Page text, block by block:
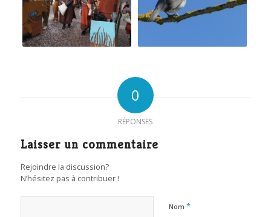
0
RÉPONSES
Laisser un commentaire
Rejoindre la discussion?
N’hésitez pas à contribuer !
Nom *